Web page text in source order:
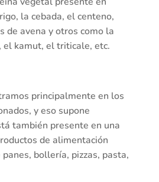
la cebada, el centeno,
de avena y otros como la
el kamut, el triticale, etc.
principalmente en los
y eso supone
también presente en una
de alimentación
bollería, pizzas, pasta,